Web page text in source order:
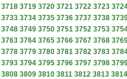
3718 3719 3720 3721 3722 3723
3733 3734 3735 3736 3737 3738
3748 3749 3750 3751 3752 3753
3763 3764 3765 3766 3767 3768
3778 3779 3780 3781 3782 3783
3793 3794 3795 3796 3797 3798
3808 3809 3810 3811 3812 3813 3814